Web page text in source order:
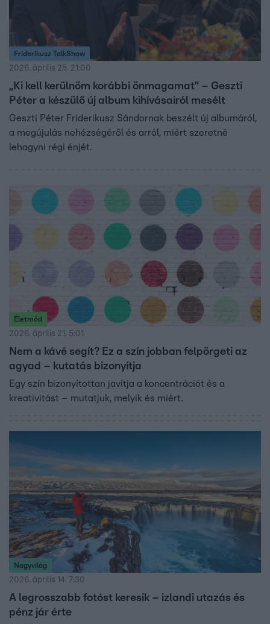
Friderikusz TalkShow
2026. április 25. 21:00
„Ki kell kerülnöm korábbi önmagamat” – Geszti
Péter a készülő új album kihívásairól mesélt
Geszti Péter Friderikusz Sándornak beszélt új albumáról,
a megújulás nehézségéről és arról, miért szeretné
lehagyni régi énjét.
Életmód
2026. április 21. 5:01
Nem a kávé segít? Ez a szín jobban felpörgeti az
agyad – kutatás bizonyítja
Egy szín bizonyítottan javítja a koncentrációt és a
kreativitást – mutatjuk, melyik és miért.
Nagyvilág
2026. április 14. 7:30
A legrosszabb fotóst keresik – izlandi utazás és
pénz jár érte